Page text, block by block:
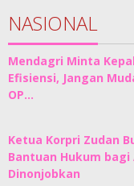
NASIONAL
Mendagri Minta
Efisiensi, Jangan
OP…
Ketua Korpri Zudan
Bantuan Hukum bagi
Dinonjobkan